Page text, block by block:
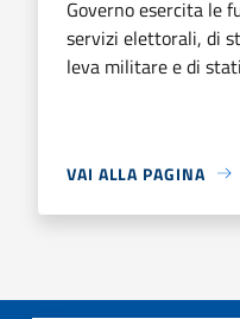
Governo esercita le
servizi elettorali, di
leva militare e di
VAI ALLA PAGINA